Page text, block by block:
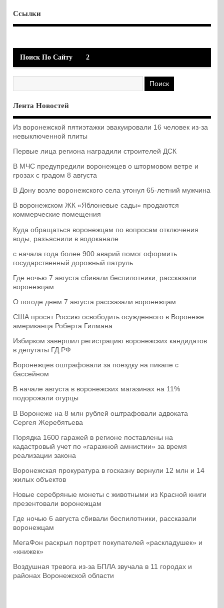
Ссылки
Поиск По Сайту 2
Лента Новостей
Из воронежской пятиэтажки эвакуировали 16 человек из-за
невыключенной плиты
Первые лица региона наградили строителей ДСК
В МЧС предупредили воронежцев о штормовом ветре и
грозах с градом 8 августа
В Дону возле воронежского села утонул 65-летний мужчина
В воронежском ЖК «Яблоневые сады» продаются
коммерческие помещения
Куда обращаться воронежцам по вопросам отключения
воды, разъяснили в водоканале
с начала года более 900 аварий помог оформить
государственный дорожный патруль
Где ночью 7 августа сбивали беспилотники, рассказали
воронежцам
О погоде днем 7 августа рассказали воронежцам
США просят Россию освободить осужденного в Воронеже
американца Роберта Гилмана
Избирком завершил регистрацию воронежских кандидатов
в депутаты ГД РФ
Воронежцев оштрафовали за поездку на пикапе с
бассейном
В начале августа в воронежских магазинах на 11%
подорожали огурцы
В Воронеже на 8 млн рублей оштрафовали адвоката
Сергея Жеребятьева
Порядка 1600 гаражей в регионе поставлены на
кадастровый учет по «гаражной амнистии» за время
реализации закона
Воронежская прокуратура в госказну вернули 12 млн и 14
жилых объектов
Новые серебряные монеты с животными из Красной книги
презентовали воронежцам
Где ночью 6 августа сбивали беспилотники, рассказали
воронежцам
МегаФон раскрыл портрет покупателей «раскладушек» и
«книжек»
Воздушная тревога из-за БПЛА звучала в 11 городах и
районах Воронежской области